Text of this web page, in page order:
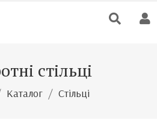
стільці
Каталог Стільці